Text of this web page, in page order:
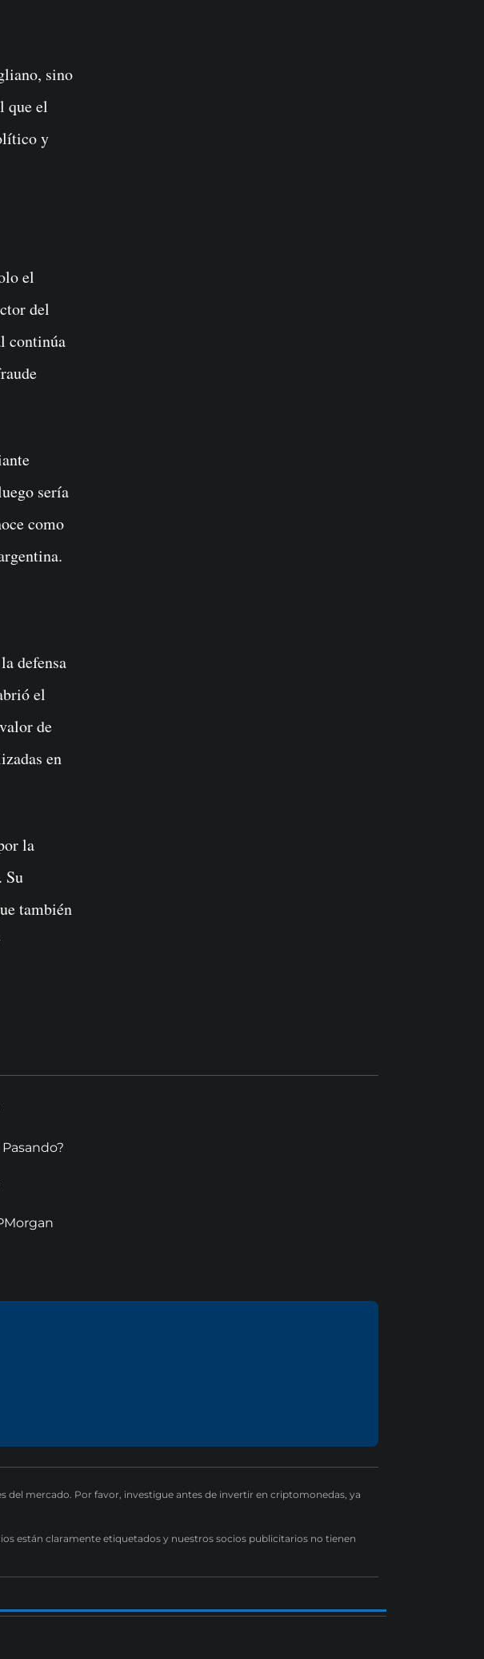
sino
que el
y
el
del
continúa
sería
como
defensa
el
de
en
la
Su
también
del mercado. Por favor, investigue antes de invertir en criptomonedas, ya
están claramente etiquetados y nuestros socios publicitarios no tienen